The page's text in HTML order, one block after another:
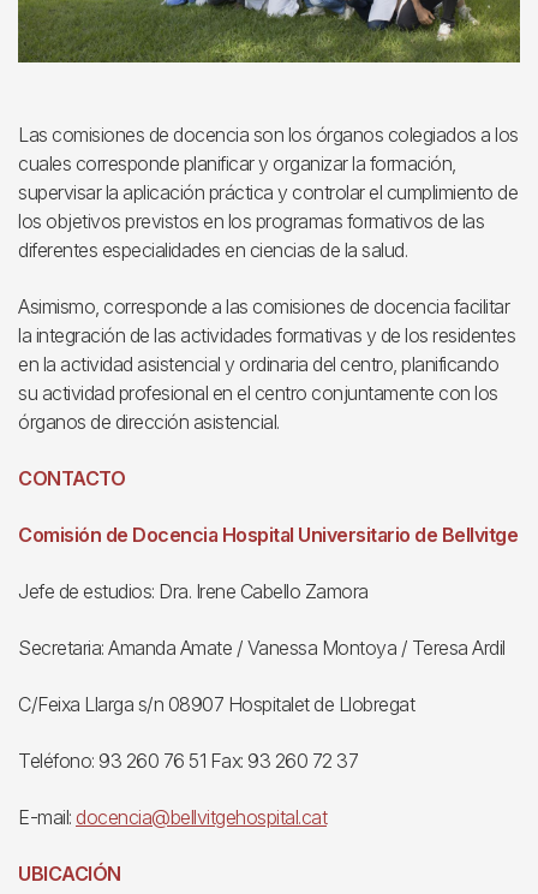
Las comisiones de docencia son los órganos colegiados a los
cuales corresponde planificar y organizar la formación,
supervisar la aplicación práctica y controlar el cumplimiento de
los objetivos previstos en los programas formativos de las
diferentes especialidades en ciencias de la salud.
Asimismo, corresponde a las comisiones de docencia facilitar
la integración de las actividades formativas y de los residentes
en la actividad asistencial y ordinaria del centro, planificando
su actividad profesional en el centro conjuntamente con los
órganos de dirección asistencial.
CONTACTO
Comisión de Docencia Hospital Universitario de Bellvitge
Jefe de estudios: Dra. Irene Cabello Zamora
Secretaria: Amanda Amate / Vanessa Montoya / Teresa Ardil
C/Feixa Llarga s/n 08907 Hospitalet de Llobregat
Teléfono: 93 260 76 51 Fax: 93 260 72 37
E-mail: docencia@bellvitgehospital.cat
UBICACIÓN